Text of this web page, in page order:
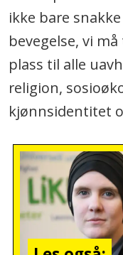
ikke bare
bevegelse, vi
plass til alle
religion,
kjønnsidentitet